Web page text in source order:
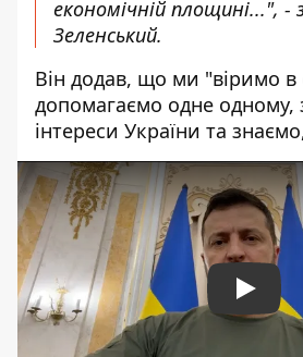
економічній площині...", -
Зеленський.
Він додав, що ми "віримо в
допомагаємо одне
інтереси України та
Play